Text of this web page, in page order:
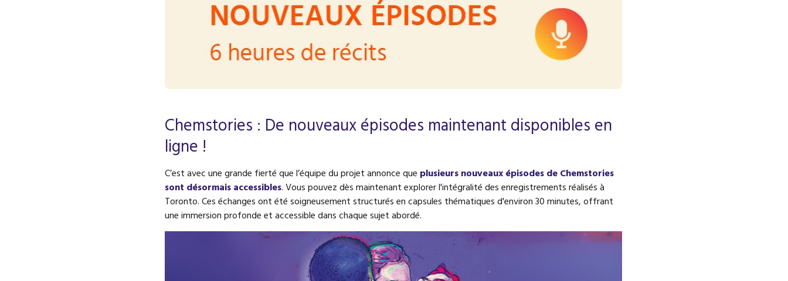
Chemstories : De nouveaux épisodes maintenant disponibles en
ligne !
C’est avec une grande fierté que l’équipe du projet annonce que plusieurs nouveaux épisodes de Chemstories
sont désormais accessibles. Vous pouvez dès maintenant explorer l'intégralité des enregistrements réalisés à
Toronto. Ces échanges ont été soigneusement structurés en capsules thématiques d'environ 30 minutes, offrant
une immersion profonde et accessible dans chaque sujet abordé.